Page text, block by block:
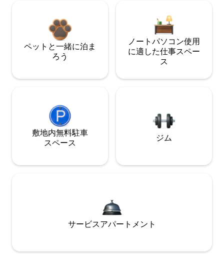
ペットと一緒に泊ま
ろう
ノートパソコン使用
に適した仕事スペー
ス
敷地内無料駐⁠車
ス⁠ペ⁠ー⁠ス
ジム
サービスアパートメント